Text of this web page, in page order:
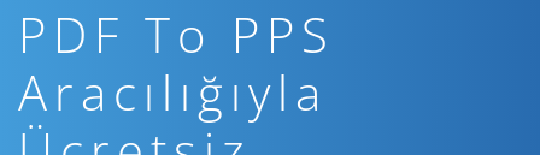
PDF To PPS
Aracılığıyla